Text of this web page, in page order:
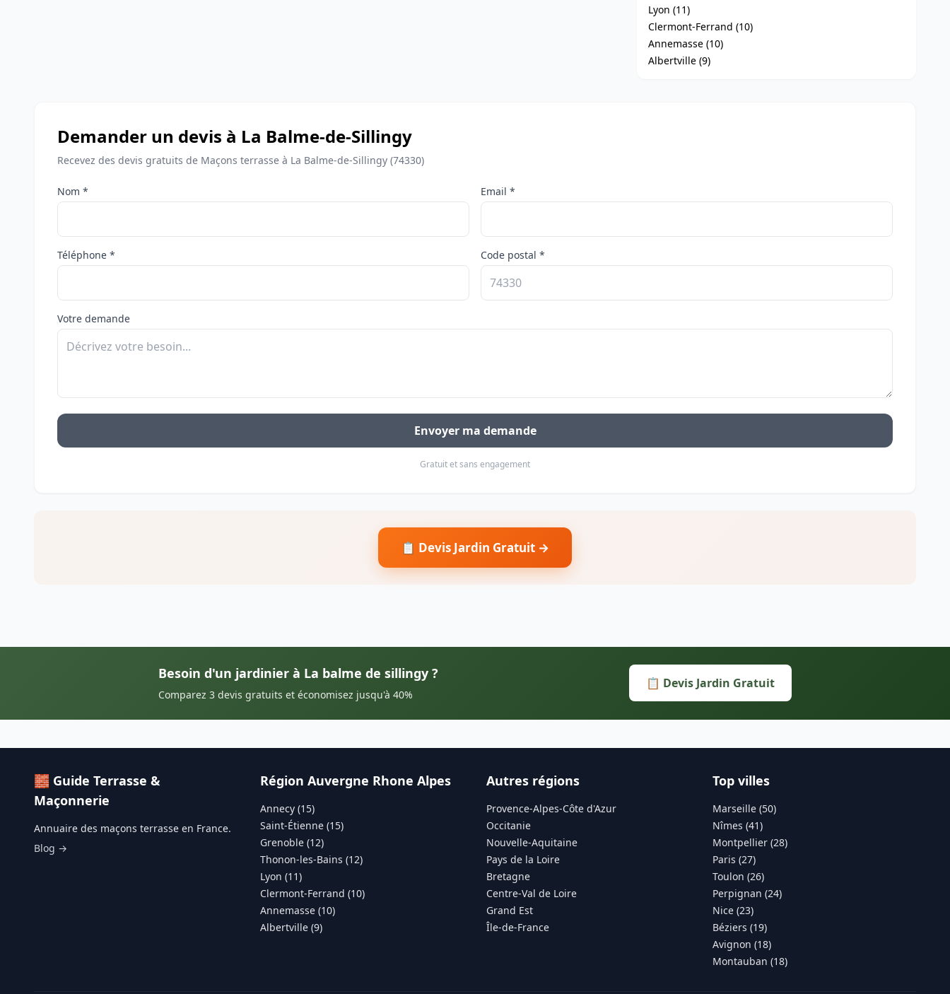
Lyon (11)
Clermont-Ferrand (10)
Annemasse (10)
Albertville (9)
Demander un devis à La Balme-de-Sillingy
Recevez des devis gratuits de Maçons terrasse à La Balme-de-Sillingy (74330)
Nom * Email *
Téléphone * Code postal *
Votre demande
Envoyer ma demande
Gratuit et sans engagement
📋 Devis Jardin Gratuit →
Besoin d'un jardinier à La balme de sillingy ?
Comparez 3 devis gratuits et économisez jusqu'à 40%
📋 Devis Jardin Gratuit
🧱 Guide Terrasse &
Maçonnerie
Annuaire des maçons terrasse en France.
Blog →
Région Auvergne Rhone Alpes
Annecy (15)
Saint-Étienne (15)
Grenoble (12)
Thonon-les-Bains (12)
Lyon (11)
Clermont-Ferrand (10)
Annemasse (10)
Albertville (9)
Autres régions
Provence-Alpes-Côte d'Azur
Occitanie
Nouvelle-Aquitaine
Pays de la Loire
Bretagne
Centre-Val de Loire
Grand Est
Île-de-France
Top villes
Marseille (50)
Nîmes (41)
Montpellier (28)
Paris (27)
Toulon (26)
Perpignan (24)
Nice (23)
Béziers (19)
Avignon (18)
Montauban (18)